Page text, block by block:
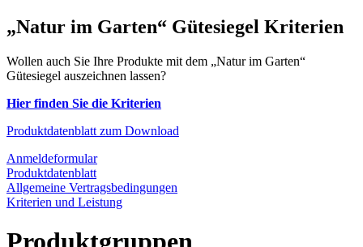
„Natur im Garten“ Gütesiegel Kriterien
Wollen auch Sie Ihre Produkte mit dem „Natur im Garten“
Gütesiegel auszeichnen lassen?
Hier finden Sie die Kriterien
Produktdatenblatt zum Download
Anmeldeformular
Produktdatenblatt
Allgemeine Vertragsbedingungen
Kriterien und Leistung